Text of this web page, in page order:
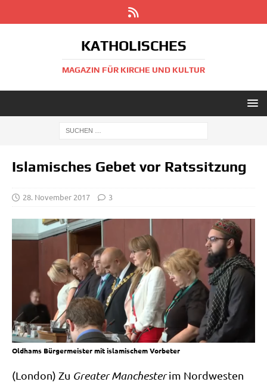
KATHOLISCHES
MAGAZIN FÜR KIRCHE UND KULTUR
Islamisches Gebet vor Ratssitzung
28. November 2017 3
Oldhams Bürgermeister mit islamischem Vorbeter
(Lon­don) Zu Grea­ter Man­che­sterim Nord­we­sten